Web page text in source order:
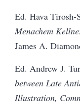
Ed. Hava Tirosh-
Menachem
James A.
Ed. Andrew J.
between Late
Illustration,